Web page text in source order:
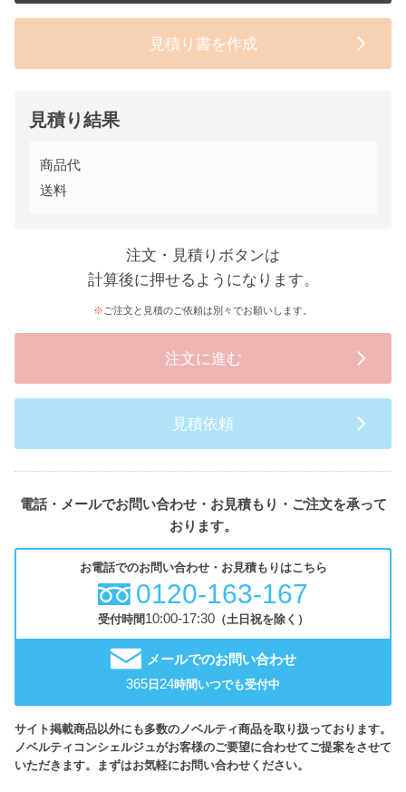
見積り書を作成
見積り結果
商品代
送料
注文・見積りボタンは
計算後に押せるようになります。
ご注文と見積のご依頼は別々でお願いします。
注文に進む
見積依頼
電話・メールでお問い合わせ・お見積もり・ご注文を承って
おります。
お電話でのお問い合わせ・お見積もりはこちら
0120-163-167
受付時間10:00-17:30（土日祝を除く）
メールでのお問い合わせ
365 日 24時間いつでも受付中
サイト掲載商品以外にも多数のノベルティ商品を取り扱っております。
ノベルティコンシェルジュがお客様のご要望に合わせてご提案をさせて
いただきます。まずはお気軽にお問い合わせください。